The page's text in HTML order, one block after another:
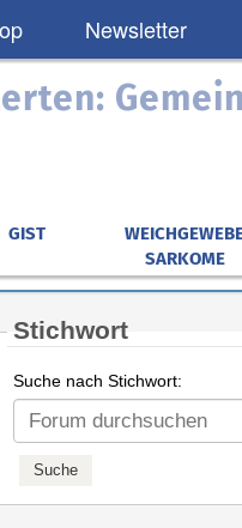
Newsletter
GIST
SARKOME
Stichwort
Suche nach Stichwort: